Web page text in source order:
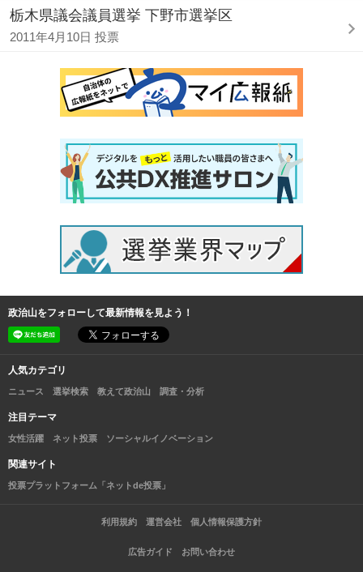
栃木県議会議員選挙 下野市選挙区
2011年4月10日 投票
政治山をフォローして最新情報を見よう！
人気カテゴリ
ニュース 選挙検索 教えて政治山 調査・分析
注目テーマ
女性活躍 ネット投票 ソーシャルイノベーション
関連サイト
投票プラットフォーム「ネットde投票」
利用規約 運営会社 個人情報保護方針
広告ガイド お問い合わせ